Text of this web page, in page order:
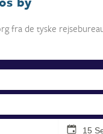
fra de tyske